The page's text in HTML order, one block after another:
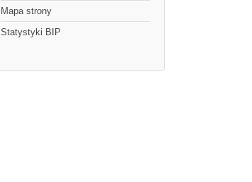
Mapa strony
Statystyki BIP